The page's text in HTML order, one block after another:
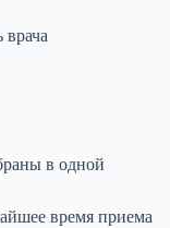
в одной
время приема